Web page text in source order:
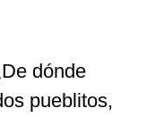
dónde
pueblitos,